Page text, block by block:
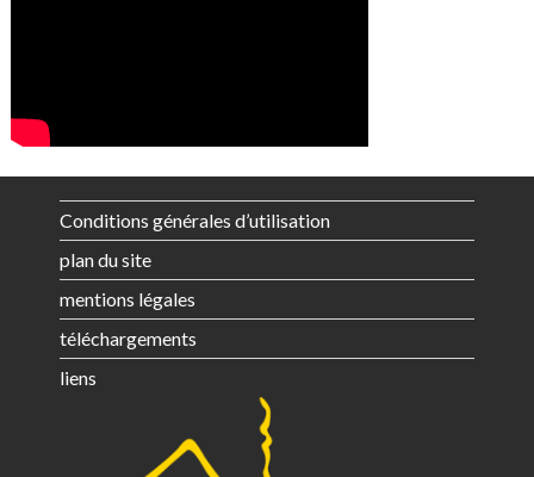
Conditions générales d’utilisation
plan du site
mentions légales
téléchargements
liens